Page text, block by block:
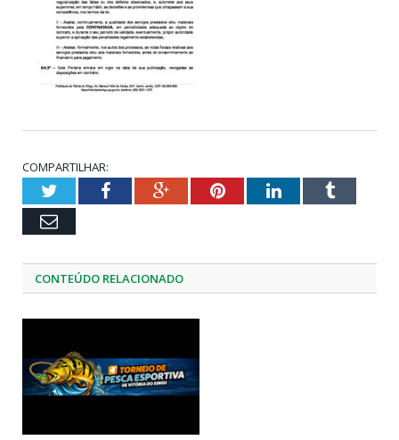
COMPARTILHAR:
TwitterFacebookGoogle+PinterestLinkedInTumblr
Email
CONTEÚDO RELACIONADO